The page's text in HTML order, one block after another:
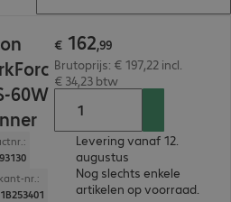
60W
nr.:
€ 162,99
Brutoprijs: € 197,22 incl.
€ 34,23 btw
Levering vanaf 12.
augustus
Nog slechts enkele
artikelen op voorraad.